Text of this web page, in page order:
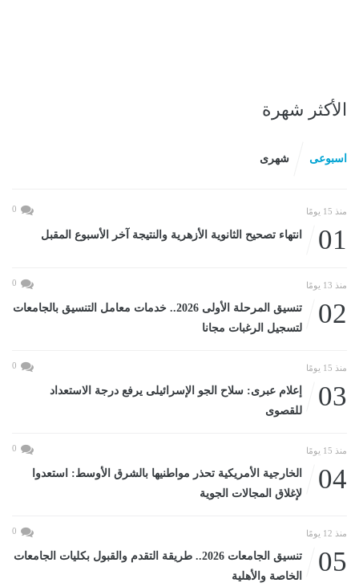
الأكثر شهرة
اسبوعى شهرى
منذ 15 يومًا 0
01 انتهاء تصحيح الثانوية الأزهرية والنتيجة آخر الأسبوع المقبل
منذ 13 يومًا 0
02
تنسيق المرحلة الأولى 2026.. خدمات معامل التنسيق بالجامعات
لتسجيل الرغبات مجانا
منذ 15 يومًا 0
03
إعلام عبرى: سلاح الجو الإسرائيلى يرفع درجة الاستعداد
للقصوى
منذ 15 يومًا 0
04
الخارجية الأمريكية تحذر مواطنيها بالشرق الأوسط: استعدوا
لإغلاق المجالات الجوية
منذ 12 يومًا 0
05
تنسيق الجامعات 2026.. طريقة التقدم والقبول بكليات الجامعات
الخاصة والأهلية